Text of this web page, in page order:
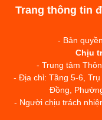
Trang thông tin
- Bản
Chịu
- Trung tâm
- Địa chỉ: Tầng 5-6,
Đồng,
- Người chịu trách